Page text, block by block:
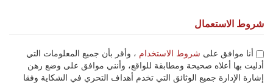
شروط الاستعمال
شروط الاستخدام ، وأقر بأن جميع المعلومات التي
أدليت بها أعلاه صحيحة ومطابقة للواقع، وأنني موافق على وضع رهن
إشارة الإدارة جميع الوثائق التي تخدم أهداف التحري في الشكاية وفقا